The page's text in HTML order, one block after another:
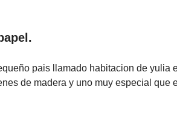
pais llamado habitacion de yulia
de madera y uno muy especial que